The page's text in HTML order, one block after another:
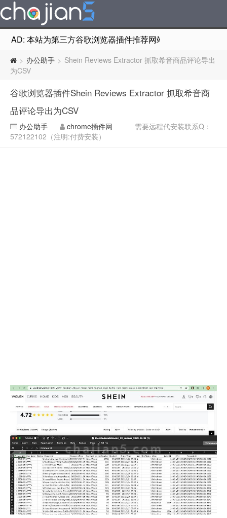
AD: 本站为第三方谷歌浏览器插件推荐网站，非Google
> 办公助手 > Shein Reviews Extractor 抓取希音商品评论导出
为CSV
谷歌浏览器插件Shein Reviews Extractor 抓取希音商
品评论导出为CSV
办公助手 chrome插件网
需要远程代安装联系Q：
572122102（注明:付费安装）